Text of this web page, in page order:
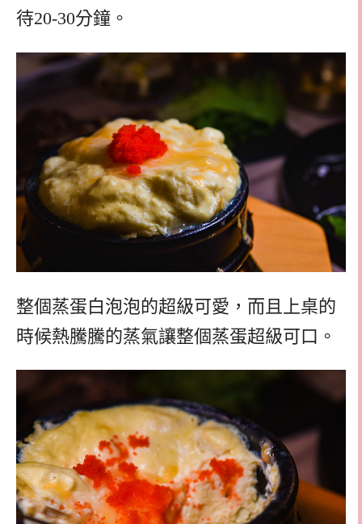
待20-30分鐘。
整個蒸蛋白泡泡的超級可愛，而且上桌的
時候熱騰騰的蒸氣讓整個蒸蛋超級可口。